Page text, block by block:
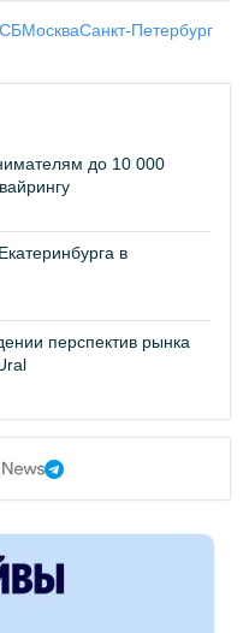
МоскваСанкт-Петербург
до 10 000
в
перспектив рынка